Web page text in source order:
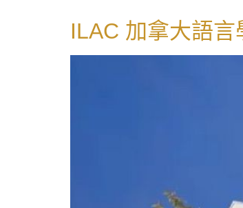
ILAC 加拿大語